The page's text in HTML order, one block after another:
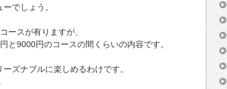
でしょう。
ースが有りますが、
と9000円のコースの間くらいの内容です。
ズナブルに楽しめるわけです。